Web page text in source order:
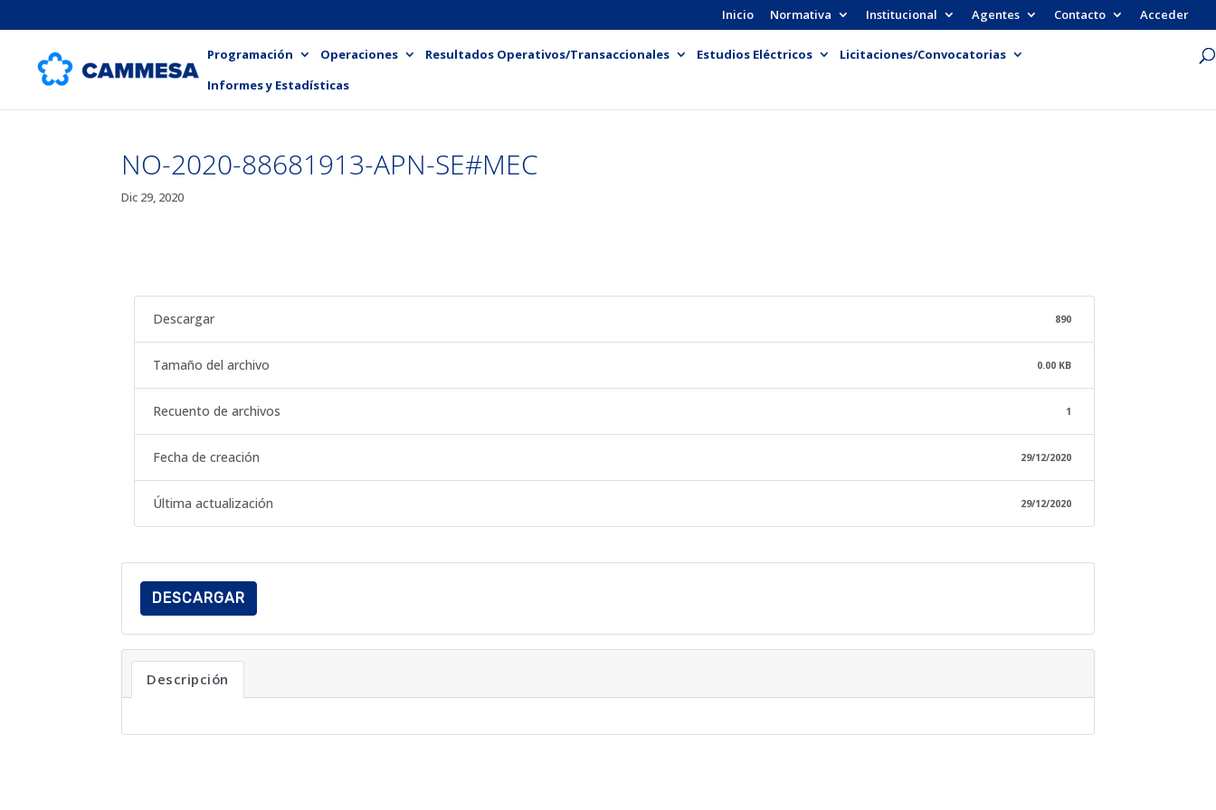
Inicio Normativa Institucional Agentes Contacto Acceder
Programación Operaciones Resultados Operativos/Transaccionales Estudios Eléctricos
Licitaciones/Convocatorias
Informes y Estadísticas
NO-2020-88681913-APN-SE#MEC
Dic 29, 2020
Descargar 890
Tamaño del archivo 0.00 KB
Recuento de archivos 1
Fecha de creación 29/12/2020
Última actualización 29/12/2020
DESCARGAR
Descripción